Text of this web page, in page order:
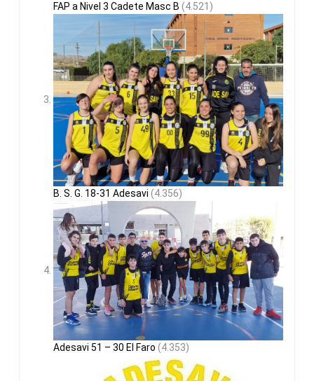
FAP a Nivel 3 Cadete Masc B (4.521)
B. S. G. 18-31 Adesavi (4.356)
Adesavi 51 – 30 El Faro (4.353)